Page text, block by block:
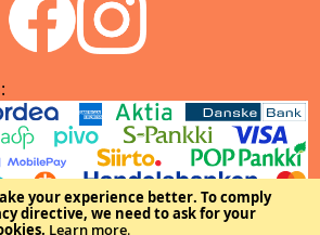
your experience better. To comply
directive, we need to ask for your
Learn more.